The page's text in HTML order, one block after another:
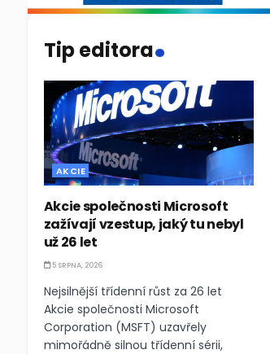
Tip editora.
AKCIE
Akcie společnosti Microsoft
zažívají vzestup, jaký tu nebyl
už 26 let
5 SRPNA, 2026
Nejsilnější třídenní růst za 26 let
Akcie společnosti Microsoft
Corporation (MSFT) uzavřely
mimořádně silnou třídenní sérii,